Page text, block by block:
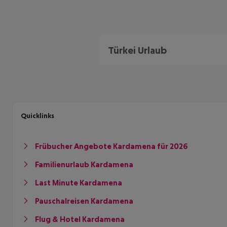
Türkei Urlaub
Quicklinks
Frübucher Angebote Kardamena für 2026
Familienurlaub Kardamena
Last Minute Kardamena
Pauschalreisen Kardamena
Flug & Hotel Kardamena